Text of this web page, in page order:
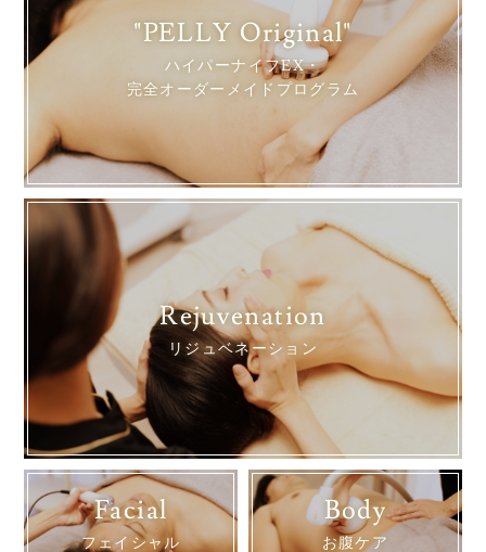
"PELLY Original"
ハイパーナイフEX・
完全オーダーメイドプログラム
Rejuvenation
リジュベネーション
Facial
フェイシャル
Body
お腹ケア